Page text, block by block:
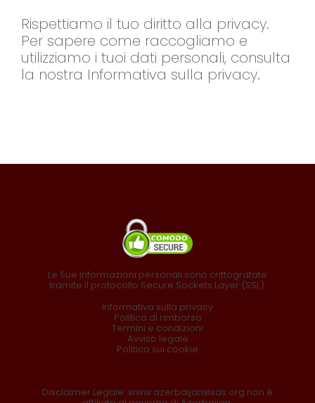
Rispettiamo il tuo diritto alla privacy.
Per sapere come raccogliamo e
utilizziamo i tuoi dati personali, consulta
la nostra Informativa sulla privacy.
Le Sue informazioni personali sono crittografate
tramite il protocollo Secure Sockets Layer (SSL).
Informativa sulla privacy
Politica di rimborso
Termini e condizioni
Avviso legale
Politica sui cookie
Disclaimer Legale: www.azerbaijanvisas.org non è